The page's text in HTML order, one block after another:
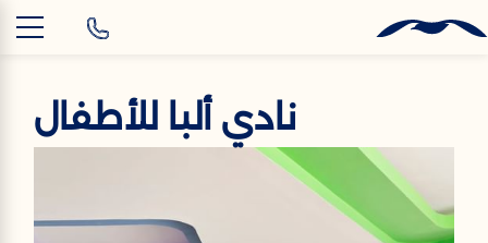
نادي ألبا للأطفال